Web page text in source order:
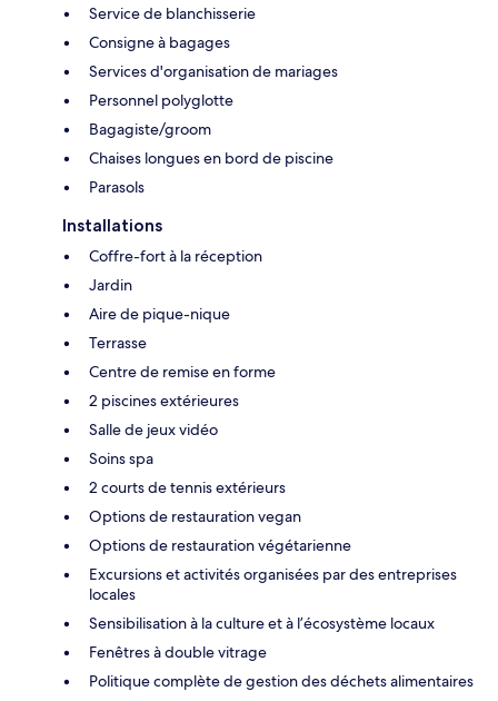
Service de blanchisserie
Consigne à bagages
Services d'organisation de mariages
Personnel polyglotte
Bagagiste/groom
Chaises longues en bord de piscine
Parasols
Installations
Coffre-fort à la réception
Jardin
Aire de pique-nique
Terrasse
Centre de remise en forme
2 piscines extérieures
Salle de jeux vidéo
Soins spa
2 courts de tennis extérieurs
Options de restauration vegan
Options de restauration végétarienne
Excursions et activités organisées par des entreprises
locales
Sensibilisation à la culture et à l’écosystème locaux
Fenêtres à double vitrage
Politique complète de gestion des déchets alimentaires